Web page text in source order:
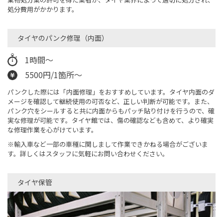
処分費用がかかります。
タイヤのパンク修理（内面）
1時間～
5500円/1箇所～
パンクした際には「内面修理」をおすすめしています。タイヤ内面のダ
メージを確認して継続使用の可否など、正しい判断が可能です。また、
パンク穴をシールすると共に内面からもパッチ貼り付けを行うので、確
実な修理が可能です。タイヤ館では、傷の確認なども含めて、より確実
な修理作業を心がけています。
※輸入車など一部の車種に関しまして作業できかねる場合がございま
す。詳しくはスタッフに気軽にお問い合わせください。
タイヤ保管